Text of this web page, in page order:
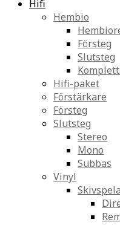
Hifi
Hembio
Försteg
Slutsteg
Hifi-paket
Förstärkare
Försteg
Slutsteg
Stereo
Mono
Subbas
Vinyl